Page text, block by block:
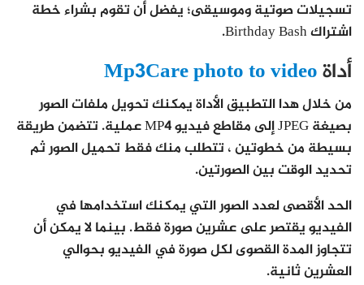
تسجيلات صوتية وموسيقى؛ يفضل أن تقوم بشراء خطة
اشتراك Birthday Bash.
أداةMp3Care photo to video
من خلال هدا التطبيق الأداة يمكنك تحويل ملفات الصور
بصيغة JPEG إلى مقاطع فيديو MP4 عملية. تتضمن طريقة
بسيطة من خطوتين ، تتطلب منك فقط تحميل الصور ثم
تحديد الوقت بين الصورتين.
الحد الأقصى لعدد الصور التي يمكنك استخدامها في
الفيديو يقتصر على عشرين صورة فقط. بينما لا يمكن أن
تتجاوز المدة القصوى لكل صورة في الفيديو بحوالي
العشرين ثانية.